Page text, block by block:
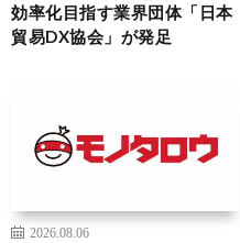
効率化目指す業界団体「日本
貿易DX協会」が発足
2026.08.06